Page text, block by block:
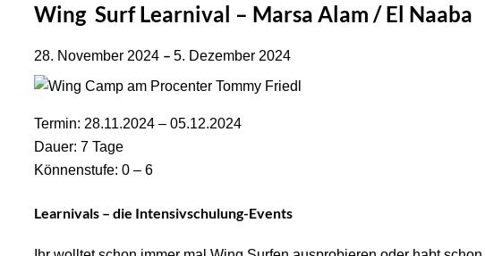
Wing Surf Learnival – Marsa Alam / El Naaba
28. November 2024 – 5. Dezember 2024
Termin: 28.11.2024 – 05.12.2024
Dauer: 7 Tage
Könnenstufe: 0 – 6
Learnivals – die Intensivschulung-Events